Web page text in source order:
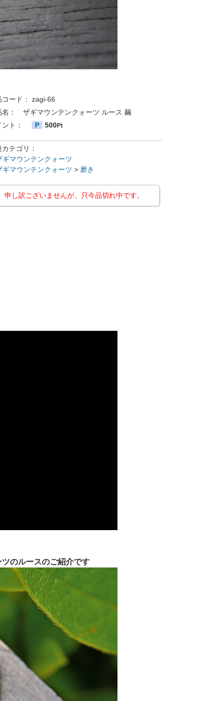
ード：
zagi-66
：
ザギマウンテンクォーツ ルース 繭
ト：
P 500Pt
テゴリ：
ギマウンテンクォーツ
ギマウンテンクォーツ > 磨き
申し訳ございませんが、只今品切れ中です。
のルースのご紹介です